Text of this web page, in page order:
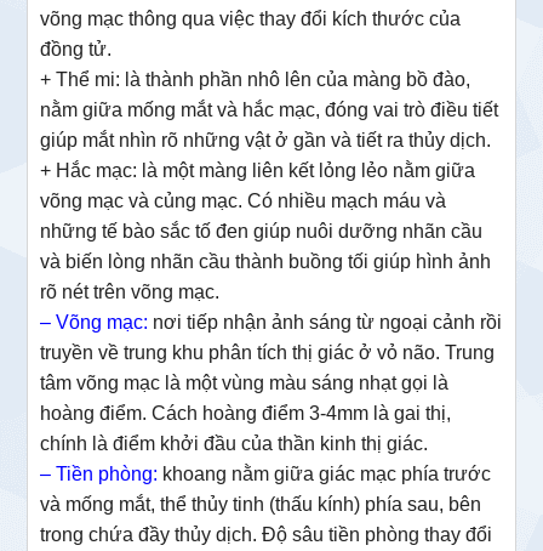
võng mạc thông qua việc thay đổi kích thước của
đồng tử.
+ Thể mi: là thành phần nhô lên của màng bồ đào,
nằm giữa mống mắt và hắc mạc, đóng vai trò điều tiết
giúp mắt nhìn rõ những vật ở gần và tiết ra thủy dịch.
+ Hắc mạc: là một màng liên kết lỏng lẻo nằm giữa
võng mạc và củng mạc. Có nhiều mạch máu và
những tế bào sắc tố đen giúp nuôi dưỡng nhãn cầu
và biến lòng nhãn cầu thành buồng tối giúp hình ảnh
rõ nét trên võng mạc.
– Võng mạc: nơi tiếp nhận ảnh sáng từ ngoại cảnh rồi
truyền về trung khu phân tích thị giác ở vỏ não. Trung
tâm võng mạc là một vùng màu sáng nhạt gọi là
hoàng điểm. Cách hoàng điểm 3-4mm là gai thị,
chính là điểm khởi đầu của thần kinh thị giác.
– Tiền phòng: khoang nằm giữa giác mạc phía trước
và mống mắt, thể thủy tinh (thấu kính) phía sau, bên
trong chứa đầy thủy dịch. Độ sâu tiền phòng thay đổi